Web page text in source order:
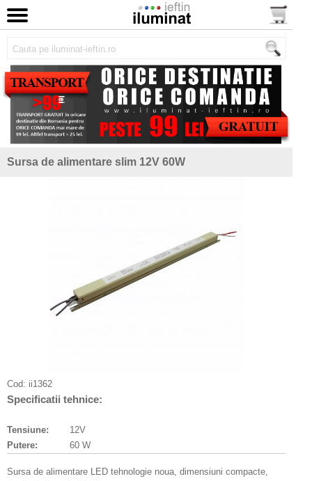
Sursa de alimentare slim 12V 60W
Cod: ii1362
Specificatii tehnice:
Tensiune:
12V
Putere:
60 W
Sursa de alimentare LED tehnologie noua, dimensiuni compacte,